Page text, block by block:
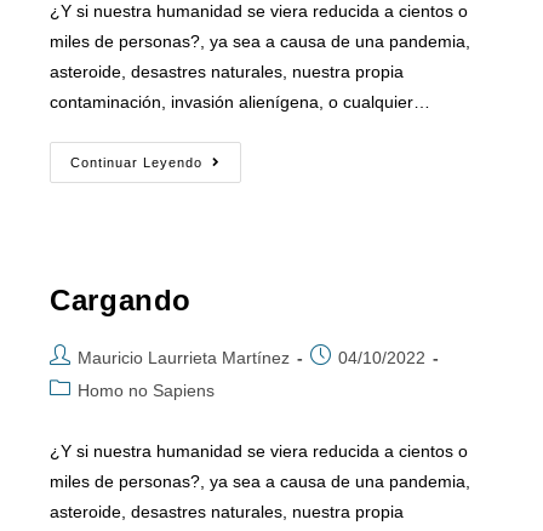
¿Y si nuestra humanidad se viera reducida a cientos o
miles de personas?, ya sea a causa de una pandemia,
asteroide, desastres naturales, nuestra propia
contaminación, invasión alienígena, o cualquier…
Continuar Leyendo
Cargando
Mauricio Laurrieta Martínez
04/10/2022
Homo no Sapiens
¿Y si nuestra humanidad se viera reducida a cientos o
miles de personas?, ya sea a causa de una pandemia,
asteroide, desastres naturales, nuestra propia